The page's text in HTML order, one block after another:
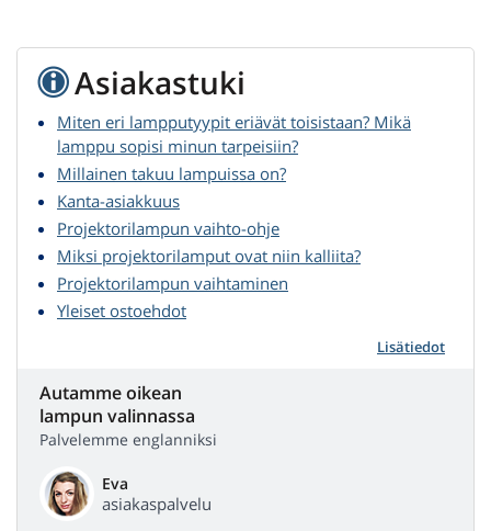
Asiakastuki
Miten eri lampputyypit eriävät toisistaan? Mikä
lamppu sopisi minun tarpeisiin?
Millainen takuu lampuissa on?
Kanta-asiakkuus
Projektorilampun vaihto-ohje
Miksi projektorilamput ovat niin kalliita?
Projektorilampun vaihtaminen
Yleiset ostoehdot
Lisätiedot
Autamme oikean
lampun valinnassa
Palvelemme englanniksi
Eva
asiakaspalvelu